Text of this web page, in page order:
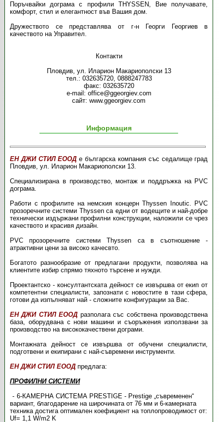
Поръчвайки дограма с профили THYSSEN, Вие получавате,
комфорт, стил и елегантност във Вашия дом.
Дружеството се представлява от г-н Георги Георгиев в
качеството на Управител.
Контакти
Пловдив, ул. Иларион Макариополски 13
тел.: 032635720, 0888247783
факс: 032635720
e-mail: office@ggeorgiev.com
сайт: www.ggeorgiev.com
Информация
ЕН ДЖИ СТИЛ ЕООД е българска компания със седалище град
Пловдив, ул. Иларион Макариополски 13.
Специализирана в производство, монтаж и поддръжка на PVC
дограма.
Работи с профилите на немския концерн Thyssen Inoutic. PVC
прозоречните системи Thyssen са едни от водещите и най-добре
технически издържани профилни конструкции, наложили се чрез
качеството и красивя дизайн.
PVC прозоречните системи Thyssen са в съотношение -
атрактивни цени за високо качесвто.
Богатото разнообразие от предлагани продукти, позволява на
клиентите избир спрямо тяхното търсене и нужди.
Проектантско - консултантската дейност се извършва от екип от
компетентни специалисти, запознати с новостите в тази сфера,
готови да изпълняват най - сложните конфигурации за Вас.
ЕН ДЖИ СТИЛ ЕООД разполага със собствена производствена
база, оборудвана с нови машини и съоръжения използвани за
производство на висококачествени дограми.
Монтажната дейност се извършва от обучени специалисти,
подготвени и екипирани с най-съвремени инструменти.
ЕН ДЖИ СТИЛ ЕООДпредлага:
ПРОФИЛНИ СИСТЕМИ
6-КАМЕРНА СИСТЕМА PRESTIGE - Prestige „съвременен“
вариант, благодарение на широчината от 76 мм и 6-камерната
техника достига оптимален коефициент на топлопроводимост от:
Uf= 1,1 W/m2 K